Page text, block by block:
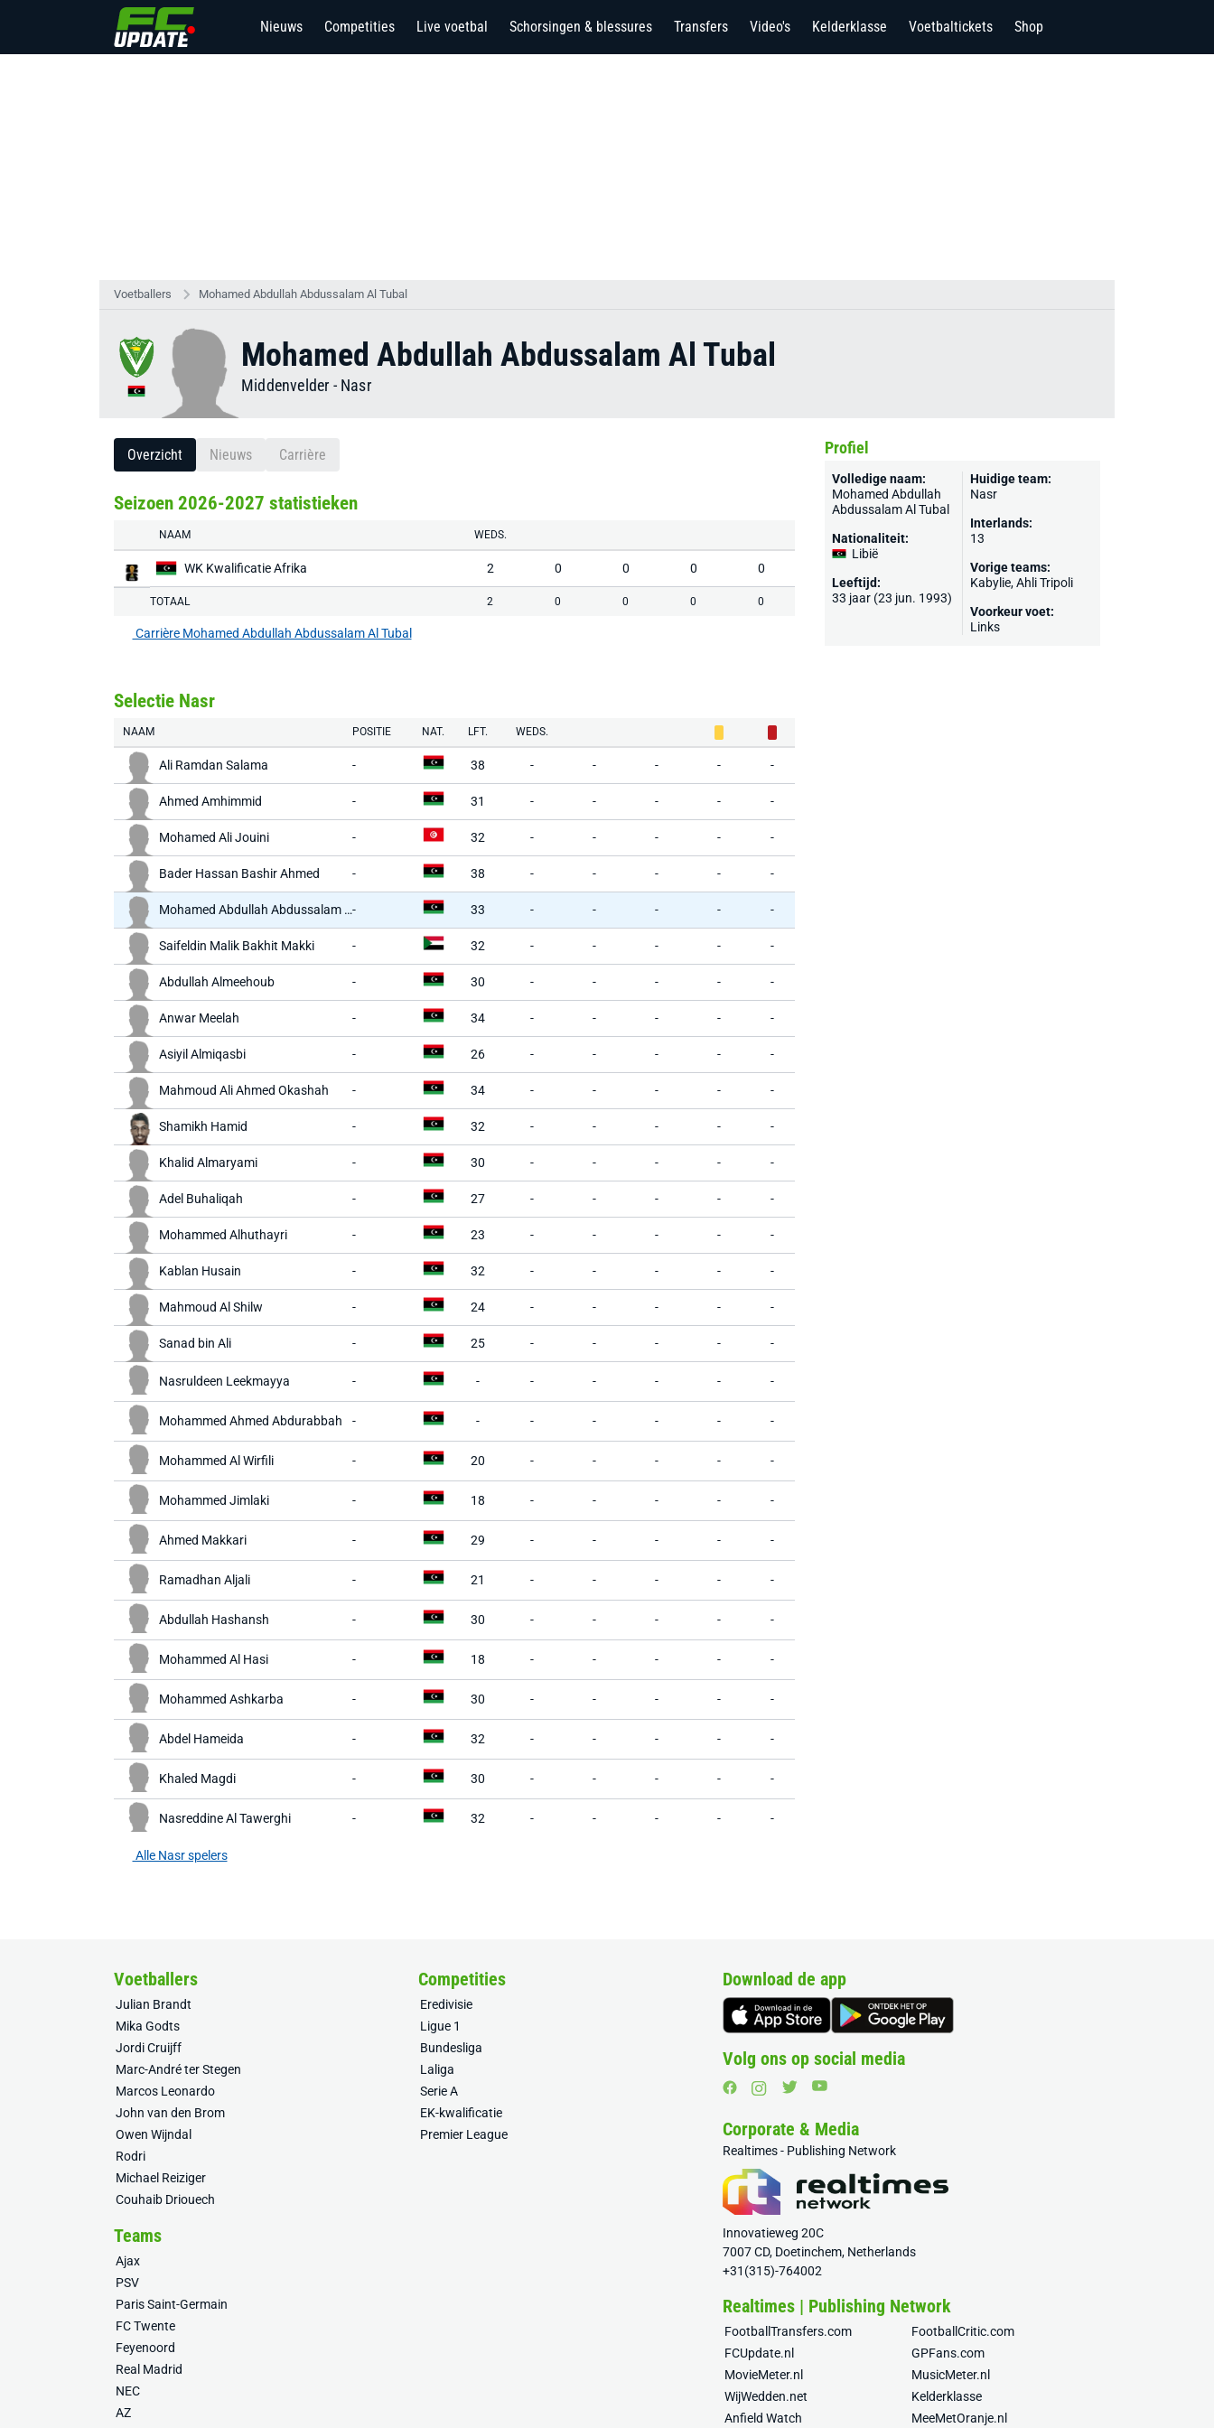
Nieuws Competities Live voetbal Schorsingen & blessures Transfers Video's Kelderklasse Voetbaltickets Shop
Voetballers Mohamed Abdullah Abdussalam Al Tubal
Mohamed Abdullah Abdussalam Al Tubal
Middenvelder - Nasr
Overzicht Nieuws Carrière
Seizoen 2026-2027 statistieken
NAAM WEDS.
WK Kwalificatie Afrika 2 0 0 0 0
TOTAAL 2 0 0 0 0
Carrière Mohamed Abdullah Abdussalam Al Tubal
Selectie Nasr
NAAM POSITIE NAT. LFT. WEDS.
Ali Ramdan Salama - 38 - - - - -
Ahmed Amhimmid - 31 - - - - -
Mohamed Ali Jouini - 32 - - - - -
Bader Hassan Bashir Ahmed - 38 - - - - -
Mohamed Abdullah Abdussalam Al Tubal- 33 - - - - -
Saifeldin Malik Bakhit Makki - 32 - - - - -
Abdullah Almeehoub - 30 - - - - -
Anwar Meelah - 34 - - - - -
Asiyil Almiqasbi - 26 - - - - -
Mahmoud Ali Ahmed Okashah - 34 - - - - -
Shamikh Hamid - 32 - - - - -
Khalid Almaryami - 30 - - - - -
Adel Buhaliqah - 27 - - - - -
Mohammed Alhuthayri - 23 - - - - -
Kablan Husain - 32 - - - - -
Mahmoud Al Shilw - 24 - - - - -
Sanad bin Ali - 25 - - - - -
Nasruldeen Leekmayya - - - - - - -
Mohammed Ahmed Abdurabbah - - - - - - -
Mohammed Al Wirfili - 20 - - - - -
Mohammed Jimlaki - 18 - - - - -
Ahmed Makkari - 29 - - - - -
Ramadhan Aljali - 21 - - - - -
Abdullah Hashansh - 30 - - - - -
Mohammed Al Hasi - 18 - - - - -
Mohammed Ashkarba - 30 - - - - -
Abdel Hameida - 32 - - - - -
Khaled Magdi - 30 - - - - -
Nasreddine Al Tawerghi - 32 - - - - -
Alle Nasr spelers
Profiel
Volledige naam:
Mohamed Abdullah
Abdussalam Al Tubal
Nationaliteit:
Libië
Leeftijd:
33 jaar (23 jun. 1993)
Huidige team:
Nasr
Interlands:
13
Vorige teams:
Kabylie, Ahli Tripoli
Voorkeur voet:
Links
Voetballers
Julian Brandt
Mika Godts
Jordi Cruijff
Marc-André ter Stegen
Marcos Leonardo
John van den Brom
Owen Wijndal
Rodri
Michael Reiziger
Couhaib Driouech
Competities
Eredivisie
Ligue 1
Bundesliga
Laliga
Serie A
EK-kwalificatie
Premier League
Teams
Ajax
PSV
Paris Saint-Germain
FC Twente
Feyenoord
Real Madrid
NEC
AZ
Download de app
Volg ons op social media
Corporate & Media
Realtimes - Publishing Network
Innovatieweg 20C
7007 CD, Doetinchem, Netherlands
+31(315)-764002
Realtimes | Publishing Network
FootballTransfers.com
FootballCritic.com
FCUpdate.nl
GPFans.com
MovieMeter.nl
MusicMeter.nl
WijWedden.net
Kelderklasse
Anfield Watch
MeeMetOranje.nl